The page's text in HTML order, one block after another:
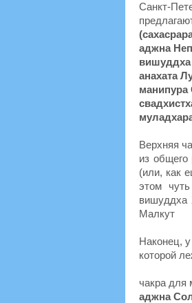
Санкт-
аджна
вишуддха
анахата
Верхняя
из общего
(или, как
этом
вишуддха
Малкут
Наконец,
которой
чакра
аджна